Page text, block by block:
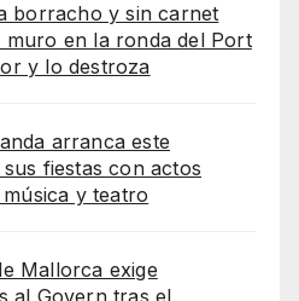
borracho y sin carnet
en la ronda del Port
y lo destroza
arranca este
fiestas con actos
y teatro
Mallorca exige